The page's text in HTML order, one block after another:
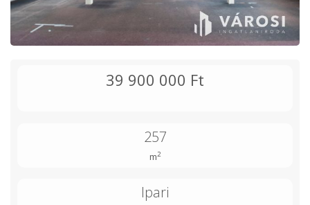
39 900 000 Ft
257
m2
Ipari